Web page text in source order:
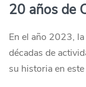
20 años de
En el año 2023,
décadas de
su historia en